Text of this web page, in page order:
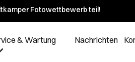
Montag, dem 3. und 10. August,
& Wartung Nachrichten